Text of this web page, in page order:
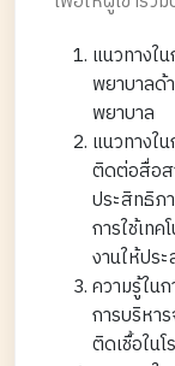
แนวทางใ
พยาบาลด้
พยาบาล
แนวทางใ
ติดต่อสื่อส
ประสิทธิภ
การใช้เท
งานให้ปร
ความรู้ใน
การบริหา
ติดเชื้อใน